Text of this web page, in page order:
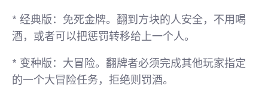
* 经典版： 免死金牌。翻到方块的人安全，不用喝
酒，或者可以把惩罚转移给上一个人。
* 变种版： 大冒险。翻牌者必须完成其他玩家指定
的一个大冒险任务，拒绝则罚酒。